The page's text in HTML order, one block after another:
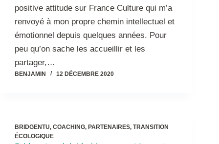
positive attitude sur France Culture qui m’a
renvoyé à mon propre chemin intellectuel et
émotionnel depuis quelques années. Pour
peu qu’on sache les accueillir et les
partager,…
BENJAMIN 12 DÉCEMBRE 2020
BRIDGENTU, COACHING, PARTENAIRES, TRANSITION
ÉCOLOGIQUE